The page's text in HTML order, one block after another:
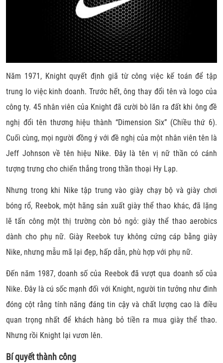
Năm 1971, Knight quyết định giã từ công việc kế toán để tập
trung lo việc kinh doanh. Trước hết, ông thay đổi tên và logo của
công ty. 45 nhân viên của Knight đã cười bò lăn ra đất khi ông đề
nghị đổi tên thương hiệu thành “Dimension Six” (Chiều thứ 6).
Cuối cùng, mọi người đồng ý với đề nghị của một nhân viên tên là
Jeff Johnson về tên hiệu Nike. Đây là tên vị nữ thần có cánh
tượng trưng cho chiến thắng trong thần thoại Hy Lạp.
Nhưng trong khi Nike tập trung vào giày chạy bộ và giày chơi
bóng rổ, Reebok, một hãng sản xuất giày thể thao khác, đã lặng
lẽ tấn công một thị trường còn bỏ ngỏ: giày thể thao aerobics
dành cho phụ nữ. Giày Reebok tuy không cứng cáp bằng giày
Nike, nhưng mẫu mã lại đẹp, hấp dẫn, phù hợp với phụ nữ.
Đến năm 1987, doanh số của Reebok đã vượt qua doanh số của
Nike. Đây là cú sốc mạnh đối với Knight, người tin tưởng như đinh
đóng cột rằng tính năng đáng tin cậy và chất lượng cao là điều
quan trọng nhất để khách hàng bỏ tiền ra mua giày thể thao.
Nhưng rồi Knight lại vươn lên.
Bí quyết thành công